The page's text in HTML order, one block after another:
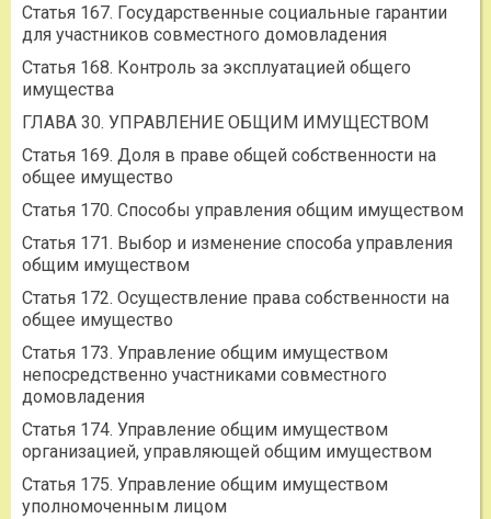
Статья 167. Государственные социальные гарантии
для участников совместного домовладения
Статья 168. Контроль за эксплуатацией общего
имущества
ГЛАВА 30. УПРАВЛЕНИЕ ОБЩИМ ИМУЩЕСТВОМ
Статья 169. Доля в праве общей собственности на
общее имущество
Статья 170. Способы управления общим имуществом
Статья 171. Выбор и изменение способа управления
общим имуществом
Статья 172. Осуществление права собственности на
общее имущество
Статья 173. Управление общим имуществом
непосредственно участниками совместного
домовладения
Статья 174. Управление общим имуществом
организацией, управляющей общим имуществом
Статья 175. Управление общим имуществом
уполномоченным лицом